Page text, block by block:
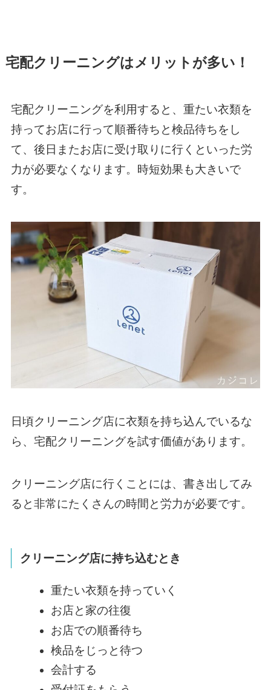
宅配クリーニングはメリットが多い！
宅配クリーニングを利用すると、重たい衣類を
持ってお店に行って順番待ちと検品待ちをし
て、後日またお店に受け取りに行くといった労
力が必要なくなります。時短効果も大きいで
す。
日頃クリーニング店に衣類を持ち込んでいるな
ら、宅配クリーニングを試す価値があります。
クリーニング店に行くことには、書き出してみ
ると非常にたくさんの時間と労力が必要です。
クリーニング店に持ち込むとき
重たい衣類を持っていく
お店と家の往復
お店での順番待ち
検品をじっと待つ
会計する